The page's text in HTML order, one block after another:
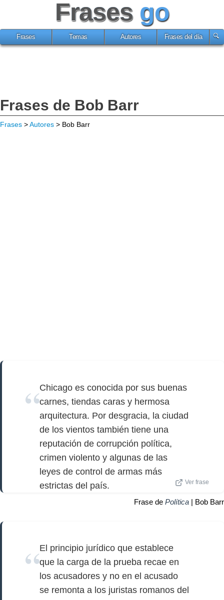
Frases go
Frases Temas Autores Frases del día
Frases de Bob Barr
Frases >Autores > Bob Barr
Chicago es conocida por sus buenas
carnes, tiendas caras y hermosa
arquitectura. Por desgracia, la ciudad
de los vientos también tiene una
reputación de corrupción política,
crimen violento y algunas de las
leyes de control de armas más
estrictas del país.
Ver frase
Frase de Política | Bob Barr
El principio jurídico que establece
que la carga de la prueba recae en
los acusadores y no en el acusado
se remonta a los juristas romanos del